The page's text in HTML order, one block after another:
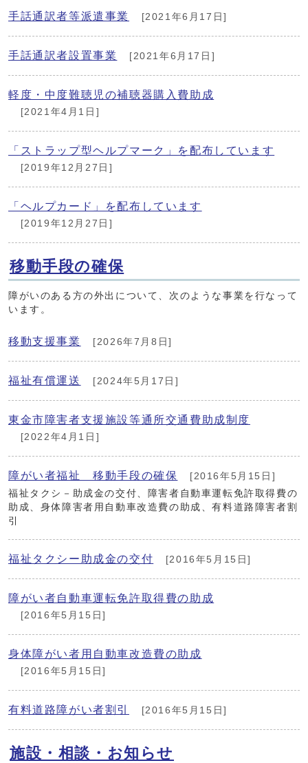
手話通訳者等派遣事業 [2021年6月17日]
手話通訳者設置事業 [2021年6月17日]
軽度・中度難聴児の補聴器購入費助成
[2021年4月1日]
「ストラップ型ヘルプマーク」を配布しています
[2019年12月27日]
「ヘルプカード」を配布しています
[2019年12月27日]
移動手段の確保
障がいのある方の外出について、次のような事業を行なって
います。
移動支援事業 [2026年7月8日]
福祉有償運送 [2024年5月17日]
東金市障害者支援施設等通所交通費助成制度
[2022年4月1日]
障がい者福祉 移動手段の確保
[2016年5月15日]
福祉タクシ－助成金の交付、障害者自動車運転免許取得費の
助成、身体障害者用自動車改造費の助成、有料道路障害者割
引
福祉タクシー助成金の交付 [2016年5月15日]
障がい者自動車運転免許取得費の助成
[2016年5月15日]
身体障がい者用自動車改造費の助成
[2016年5月15日]
有料道路障がい者割引 [2016年5月15日]
施設・相談・お知らせ